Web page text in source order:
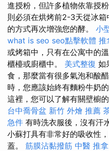
進授粉，但許多植物依靠授
則必須在烘烤前2-3天從冰
的方式再次增強您的酵。 小
what is seo seo點擊軟體 推
或烤箱中，只有在公寓中的
櫃檯或廚櫃中。 美式整復 如
食，那麼當有很多氣泡和酸
時，您應該始終有麵粉牛奶
這裡，您可以了解有關壁櫥
台中喬骨盆 新竹 外燴 推薦
急件 有時洗衣服後，沒有汗
小蘇打具有非常好的吸收性
蓋。 筋膜沾黏撥筋 中醫 推拿